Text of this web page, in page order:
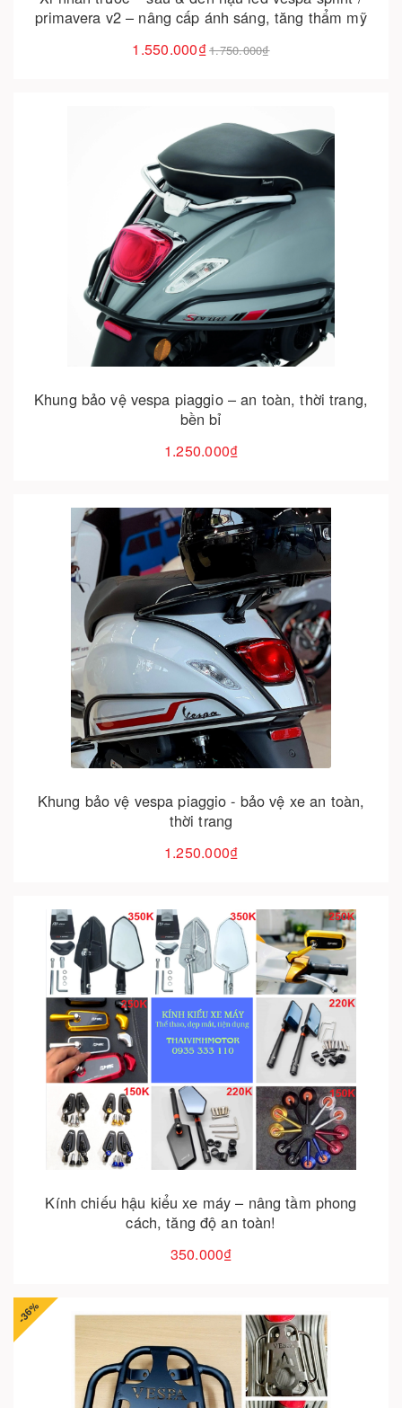
primavera v2 – nâng cấp ánh sáng, tăng thẩm mỹ
1.550.000₫1.750.000₫
Khung bảo vệ vespa piaggio – an toàn, thời trang,
bền bỉ
1.250.000₫
Cho vào giỏ hàng
Khung bảo vệ vespa piaggio - bảo vệ xe an toàn,
thời trang
1.250.000₫
Cho vào giỏ hàng
Kính chiếu hậu kiểu xe máy – nâng tầm phong
cách, tăng độ an toàn!
350.000₫
Cho vào giỏ hàng
-36%